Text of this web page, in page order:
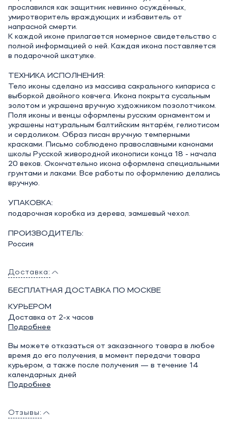
прославился как защитник невинно осуждённых,
умиротворитель враждующих и избавитель от
напрасной смерти.
К каждой иконе прилагается номерное свидетельство с
полной информацией о ней. Каждая икона поставляется
в подарочной шкатулке.
ТЕХНИКА ИСПОЛНЕНИЯ:
Тело иконы сделано из массива сакрального кипариса с
выборкой двойного ковчега. Икона покрыта сусальным
золотом и украшена вручную художником позолотчиком.
Поля иконы и венцы оформлены русским орнаментом и
украшены натуральным балтийским янтарём, гелиотисом
и сердоликом. Образ писан вручную темперными
красками. Письмо соблюдено православными канонами
школы Русской живородной иконописи конца 18 - начала
20 веков. Окончательно икона оформлена специальными
грунтами и лаками. Все работы по оформлению делались
вручную.
УПАКОВКА:
подарочная коробка из дерева, замшевый чехол.
ПРОИЗВОДИТЕЛЬ:
Россия
Доставка:
БЕСПЛАТНАЯ ДОСТАВКА ПО МОСКВЕ
КУРЬЕРОМ
Доставка от 2-х часов
Подробнее
Вы можете отказаться от заказанного товара в любое
время до его получения, в момент передачи товара
курьером, а также после получения — в течение 14
календарных дней
Подробнее
Отзывы: